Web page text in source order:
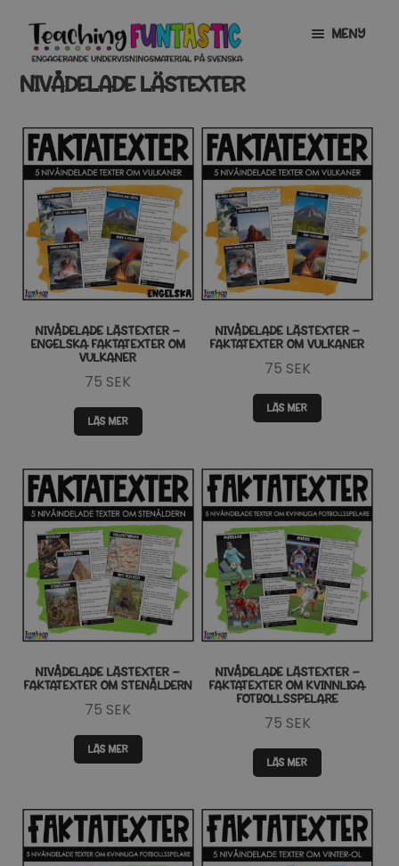
Hoppa
till
navigering
Gå
till
innehåll
MENY
INFO
EXPANDERA
MITT KONTO
GRATISMATERIAL
EXPANDERA
UNDERMENY
BUTIK
LICENSER
EXPANDERA
UNDERMENY
TIPSHÖRNAN
NIVÅDELADE LÄSTEXTER
NIVÅDELADE LÄSTEXTER –
ENGELSKA FAKTATEXTER OM
VULKANER
75 SEK
LÄS MER
NIVÅDELADE LÄSTEXTER –
FAKTATEXTER OM VULKANER
75 SEK
LÄS MER
NIVÅDELADE LÄSTEXTER –
FAKTATEXTER OM STENÅLDERN
75 SEK
LÄS MER
NIVÅDELADE LÄSTEXTER –
FAKTATEXTER OM KVINNLIGA
FOTBOLLSSPELARE
75 SEK
LÄS MER